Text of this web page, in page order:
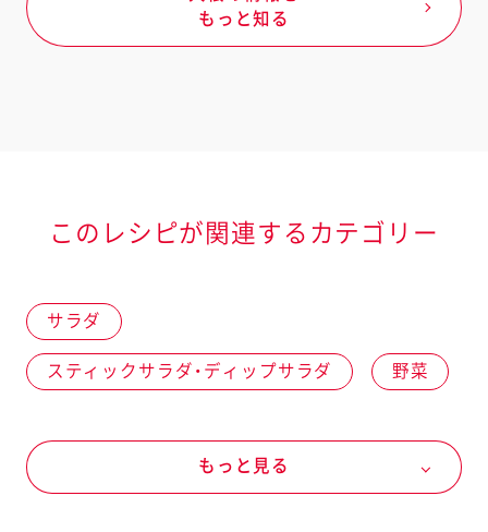
もっと知る
このレシピが関連するカテゴリー
サラダ
スティックサラダ・ディップサラダ 野菜
きゅうり オールシーズン
もっと見る